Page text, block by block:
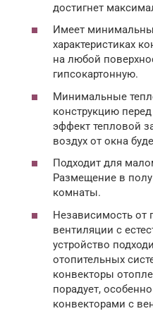
достигнет
Имеет
характеристиках
на любой
гипсокартонную.
Минимальные
конструкцию
эффект тепловой
воздух от окна
Подходит для
Размещение в
комнаты.
Независимость от
вентиляции с
устройство
отопительных
конвекторы
порадует,
конвекторами с